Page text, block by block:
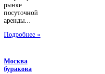
рынке
посуточной
аренды...
Подробнее »
Москва
буракова